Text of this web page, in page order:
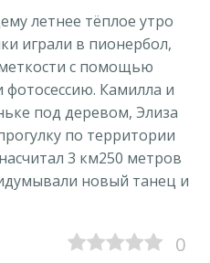
летнее тёплое утро
играли в пионербол,
меткости с помощью
фотосессию. Камилла и
под деревом, Элиза
по территории
3 км250 метров
новый танец и
0